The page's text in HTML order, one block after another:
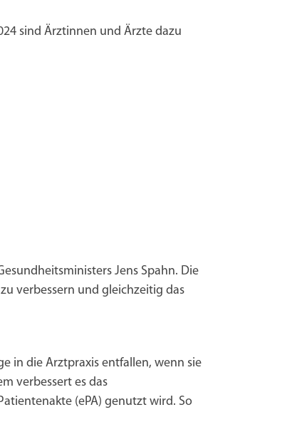
sind Ärztinnen und Ärzte dazu
Jens Spahn. Die
verbessern und gleichzeitig das
in die Arztpraxis entfallen, wenn sie
verbessert es das
(ePA) genutzt wird. So